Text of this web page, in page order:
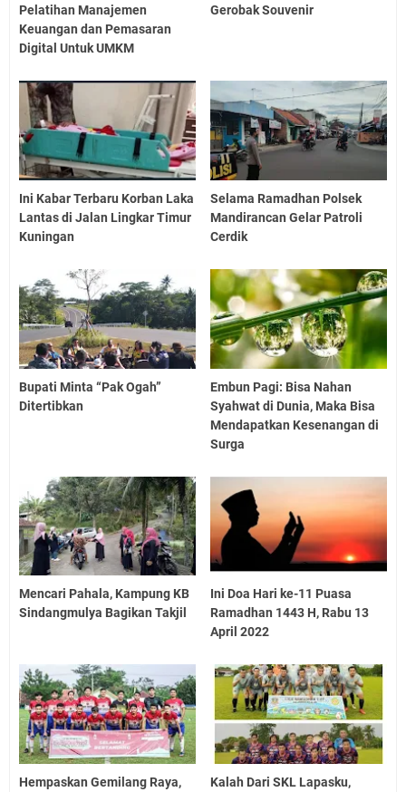
Pelatihan Manajemen
Keuangan dan Pemasaran
Digital Untuk UMKM
Gerobak Souvenir
Ini Kabar Terbaru Korban Laka
Lantas di Jalan Lingkar Timur
Kuningan
Selama Ramadhan Polsek
Mandirancan Gelar Patroli
Cerdik
Bupati Minta “Pak Ogah”
Ditertibkan
Embun Pagi: Bisa Nahan
Syahwat di Dunia, Maka Bisa
Mendapatkan Kesenangan di
Surga
Mencari Pahala, Kampung KB
Sindangmulya Bagikan Takjil
Ini Doa Hari ke-11 Puasa
Ramadhan 1443 H, Rabu 13
April 2022
Hempaskan Gemilang Raya,
Kalah Dari SKL Lapasku,